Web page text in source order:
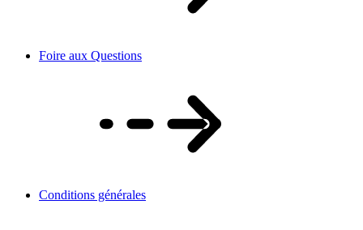
Foire aux Questions
Conditions générales